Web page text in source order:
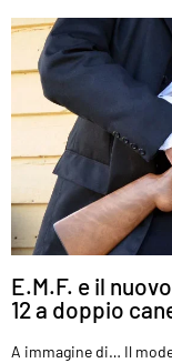
E.M.F. e il
12 a doppio
A immagine di… Il